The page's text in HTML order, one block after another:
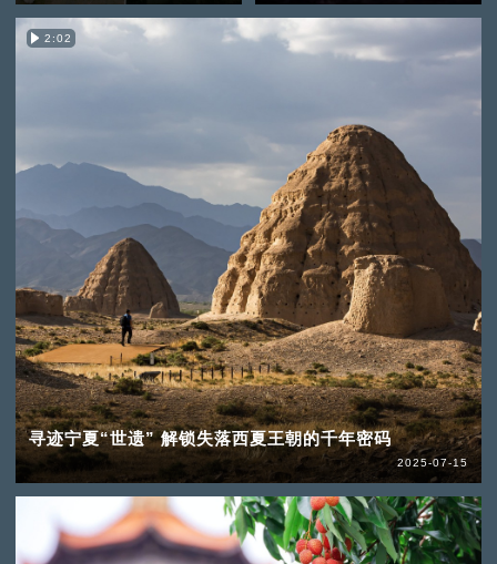
2:02
寻迹宁夏“世遗” 解锁失落西夏王朝的千年密码
2025-07-15